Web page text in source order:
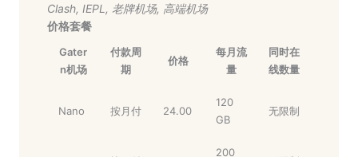
Clash, IEPL , 老牌机场, 高端机场
价格套餐
Gater
n机场
付款周
期
价格
每月流
量
同时在
线数量
Nano 按月付 24.00
120
GB
无限制
200